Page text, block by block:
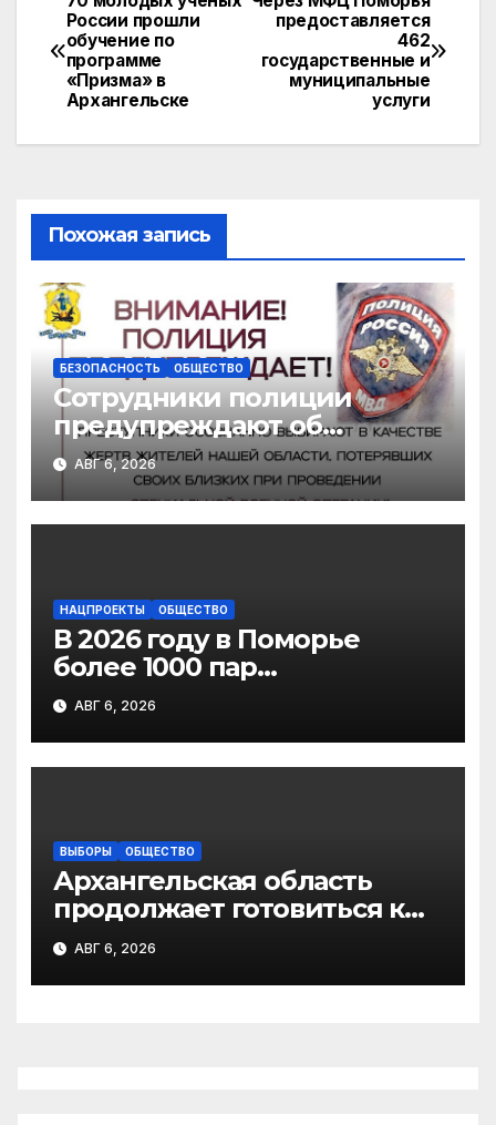
kl
a
s
s
ki
a
m
Li
n
k
Навигация
по
записям
предоставляется
462
государственные и
муниципальные
услуги
России прошли
обучение по
программе
«Призма» в
Архангельске
Похожая запись
БЕЗОПАСНОСТЬ ОБЩЕСТВО
Сотрудники полиции
предупреждают об
участившихся случаях
мошенничества в
отношении родственников
АВГ 6, 2026
НАЦПРОЕКТЫ ОБЩЕСТВО
В 2026 году в Поморье
более 1000 пар
новобрачных получили
«Сертификат
молодоженов»
АВГ 6, 2026
ВЫБОРЫ ОБЩЕСТВО
Архангельская область
продолжает готовиться к
выборам в
Государственную Думу РФ
АВГ 6, 2026